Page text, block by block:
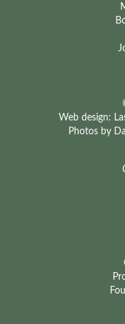
Web design:
Photos by